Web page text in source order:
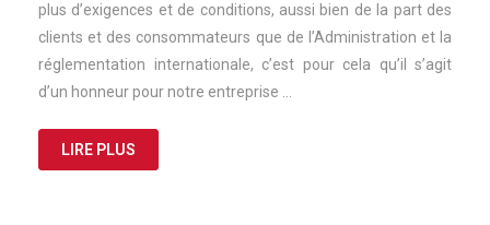
plus d’exigences et de conditions, aussi bien de la part des
clients et des consommateurs que de l’Administration et la
réglementation internationale, c’est pour cela qu’il s’agit
d’un honneur pour notre entreprise …
LIRE PLUS